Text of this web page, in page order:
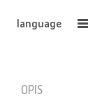
language
OPIS